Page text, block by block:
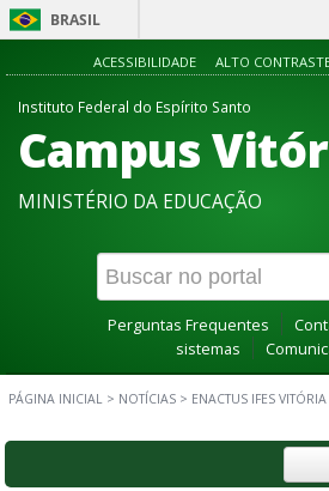
BRASIL
ACESSIBILIDADE ALTO
Instituto Federal do Espírito Santo
Campus
MINISTÉRIO DA EDUCAÇÃO
Perguntas Frequentes
sistemas
PÁGINA INICIAL > NOTÍCIAS > ENACTUS IFES